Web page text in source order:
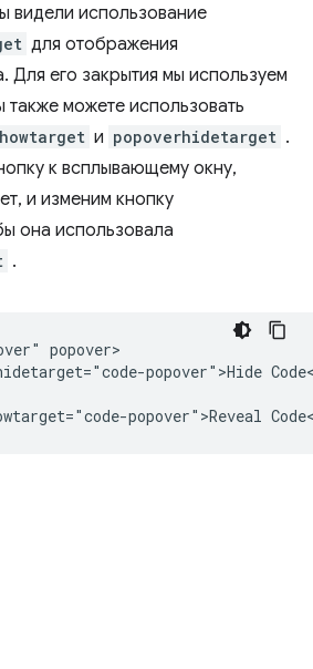
видели использование
для отображения
Для его закрытия мы используем
также можете использовать
и popoverhidetarget .
к всплывающему окну,
и изменим кнопку
она использовала
.
popover>
popover">Hide